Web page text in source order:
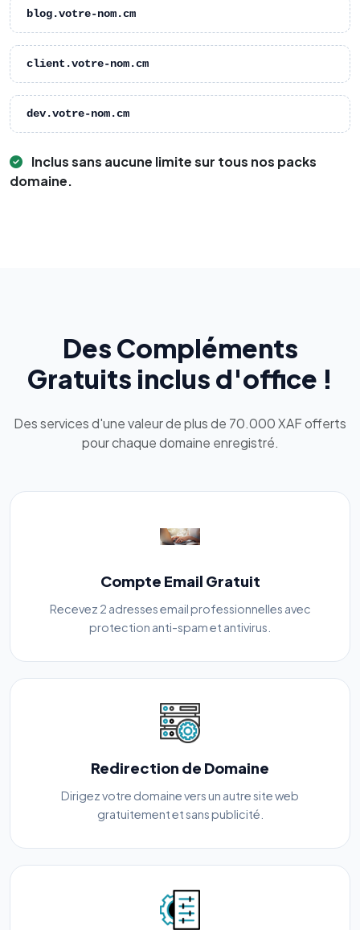
blog.votre-nom.cm
client.votre-nom.cm
dev.votre-nom.cm
Inclus sans aucune limite sur tous nos packs
domaine.
Des Compléments
Gratuits inclus d'office !
Des services d'une valeur de plus de 70.000 XAF offerts
pour chaque domaine enregistré.
Compte Email Gratuit
Recevez 2 adresses email professionnelles avec
protection anti-spam et antivirus.
Redirection de Domaine
Dirigez votre domaine vers un autre site web
gratuitement et sans publicité.